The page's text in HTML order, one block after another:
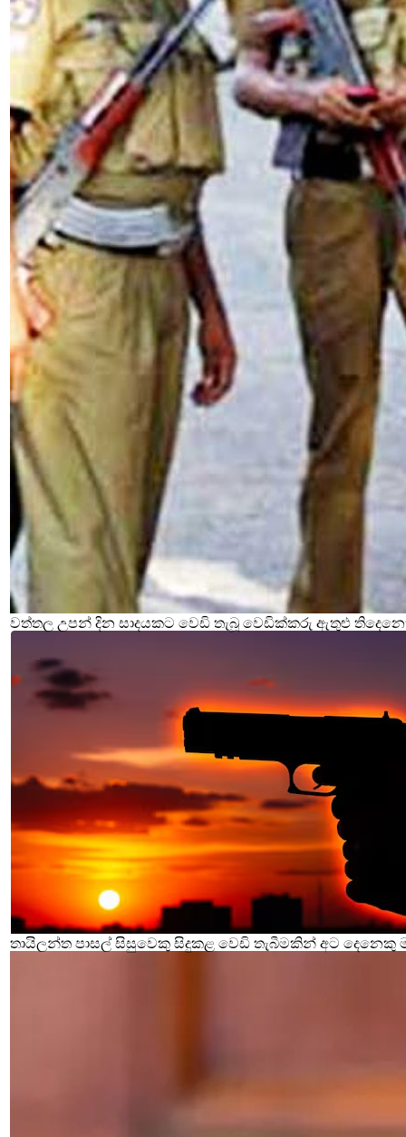
වත්තල උපන් දින සාදයකට වෙඩි තැබූ වෙඩික්කරු ඇතුළු
තායිලන්ත පාසල් සිසුවෙකු සිදුකළ වෙඩි තැබීමකින් අට දෙනෙකු